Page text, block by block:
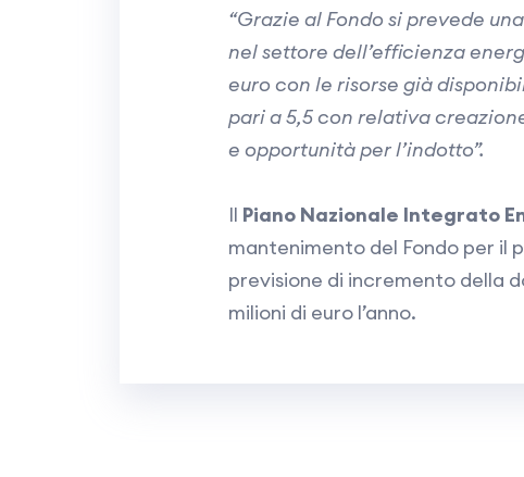
“Grazie al Fondo si prevede
nel settore dell’efficienza
euro con le risorse già
pari a 5,5 con relativa
e opportunità per l’indotto”.
Il Piano Nazionale Integrato
mantenimento del Fondo per il
previsione di incremento della
milioni di euro l’anno.